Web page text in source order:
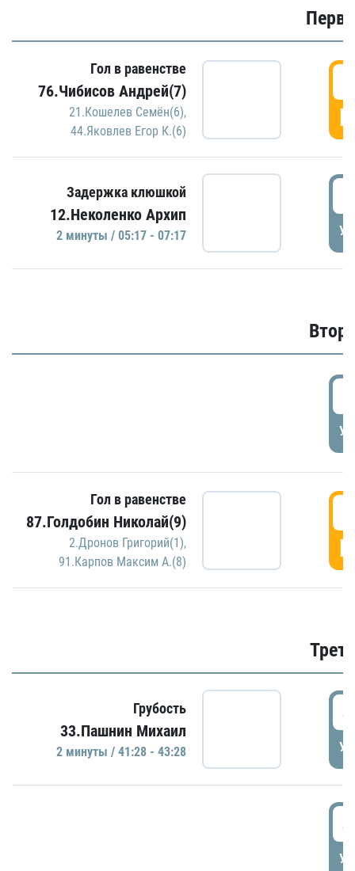
Гол в равенстве
76.Чибисов Андрей(7)
21.Кошелев Семён(6),
44.Яковлев Егор К.(6)
Задержка клюшкой
12.Неколенко Архип
2 минуты / 05:17 - 07:17
Гол в равенстве
87.Голдобин Николай(9)
2.Дронов Григорий(1),
91.Карпов Максим А.(8)
Грубость
33.Пашнин Михаил
2 минуты / 41:28 - 43:28